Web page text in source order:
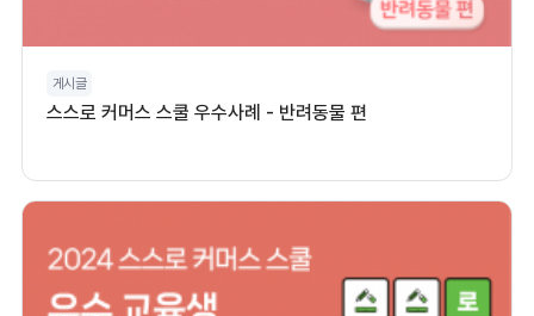
게시글
스스로 커머스 스쿨 우수사례 - 반려동물 편